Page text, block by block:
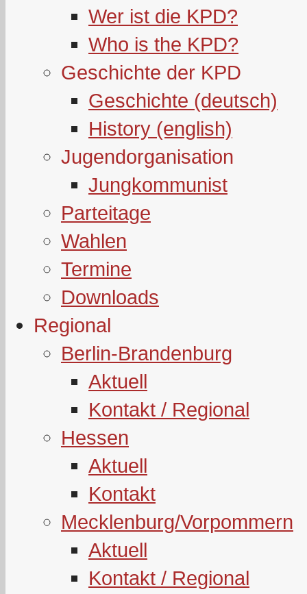
Wer ist die KPD?
Who is the KPD?
Geschichte der KPD
Geschichte (deutsch)
History (english)
Jugendorganisation
Jungkommunist
Parteitage
Wahlen
Termine
Downloads
Regional
Berlin-Brandenburg
Aktuell
Kontakt / Regional
Hessen
Aktuell
Kontakt
Mecklenburg/Vorpommern
Aktuell
Kontakt / Regional